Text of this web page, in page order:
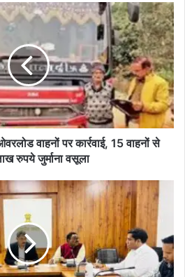
वाहनों पर कार्रवाई, 15 वाहनों से
रुपये जुर्माना वसूला